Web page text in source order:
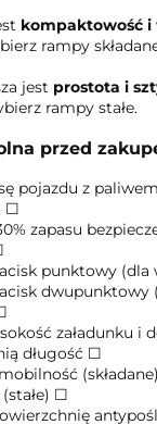
kompaktowość i
rampy
jest prostota i
rampy stałe.
przed
pojazdu z
☐
zapasu
punktowy (dla
dwupunktowy
załadunku i
długość ☐
☐